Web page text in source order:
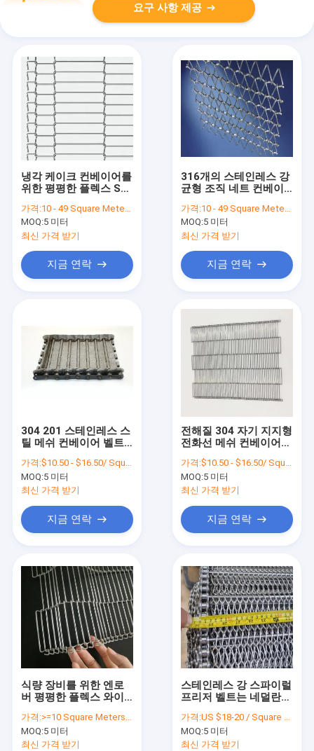
제품 소개
회사 소개
공장 투어
뉴스
요구 사항 제공
냉각 케이크 컨베이어를
위한 평평한 플렉스 SS
가격:10 - 49 Square Meters $18.00， >=50 Square Meters $11.00
MOQ:5 미터
최신 가격 받기
지금 연락
316개의 스테인레스 강
균형 조직 네트 컨베이
가격:10 - 49 Square Meters $25.00， >=50 Square Meters $19.00
MOQ:5 미터
최신 가격 받기
지금 연락
304 201 스테인레스 스
틸 메쉬 컨베이어 벨트 2
체인 컨베이어
가격:$10.50 - $16.50/ Square Meter|50 Square Meter/Square Meters(Min. Order)
MOQ:5 미터
최신 가격 받기
지금 연락
전해질 304 자기 지지형
전화선 메쉬 컨베이어
베이어 벨트 그물
가격:$10.50 - $16.50/ Square Meter|50 Square Meter/Square Meters(Min. Order)
MOQ:5 미터
최신 가격 받기
지금 연락
식량 장비를 위한 엔로
버 평평한 플렉스 와이
벨트
가격:>=10 Square Meters $12.50
MOQ:5 미터
최신 가격 받기
스테인레스 강 스파이럴
프리저 벨트는 네덜란드
능직으로 짭니다
가격:US $18-20 / Square Meter | 1 Square Meter (Min. Order)
MOQ:5 미터
최신 가격 받기